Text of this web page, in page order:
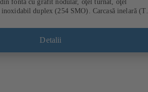
fontă cu grafit nodular, oţel turnat, oţel
duplex (254 SMO). Carcasă inelară
armătură de capăt cu contraflanşă. Racorduri
sau JIS. Verificare şi certificare a rezistenţei la
Detalii